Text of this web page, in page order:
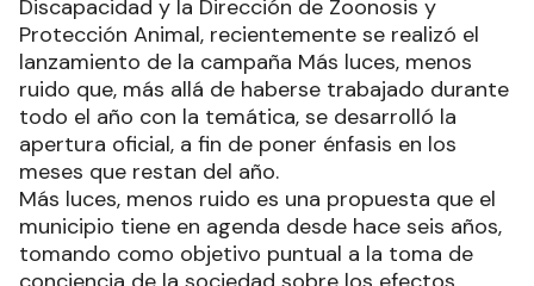
Discapacidad y la Dirección de Zoonosis y
Protección Animal, recientemente se realizó el
lanzamiento de la campaña Más luces, menos
ruido que, más allá de haberse trabajado durante
todo el año con la temática, se desarrolló la
apertura oficial, a fin de poner énfasis en los
meses que restan del año.
Más luces, menos ruido es una propuesta que el
municipio tiene en agenda desde hace seis años,
tomando como objetivo puntual a la toma de